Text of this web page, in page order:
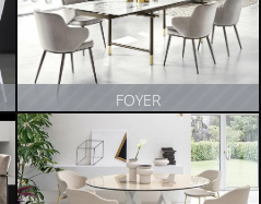
FOYER
ZOBACZ PRODUKT